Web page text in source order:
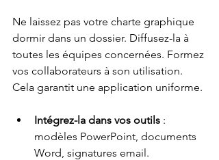
Ne laissez pas votre charte graphique
dormir dans un dossier. Diffusez-la à
toutes les équipes concernées. Formez
vos collaborateurs à son utilisation.
Cela garantit une application uniforme.
Intégrez-la dans vos outils :
modèles PowerPoint, documents
Word, signatures email.